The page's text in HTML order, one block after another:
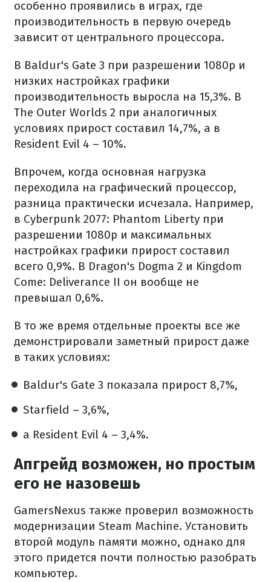
особенно проявились в играх, где
производительность в первую очередь
зависит от центрального процессора.
В Baldur's Gate 3 при разрешении 1080p и
низких настройках графики
производительность выросла на 15,3%. В
The Outer Worlds 2 при аналогичных
условиях прирост составил 14,7%, а в
Resident Evil 4 – 10%.
Впрочем, когда основная нагрузка
переходила на графический процессор,
разница практически исчезала. Например,
в Cyberpunk 2077: Phantom Liberty при
разрешении 1080p и максимальных
настройках графики прирост составил
всего 0,9%. В Dragon's Dogma 2 и Kingdom
Come: Deliverance II он вообще не
превышал 0,6%.
В то же время отдельные проекты все же
демонстрировали заметный прирост даже
в таких условиях:
Baldur's Gate 3 показала прирост 8,7%,
Starfield – 3,6%,
а Resident Evil 4 – 3,4%.
Апгрейд возможен, но простым
его не назовешь
GamersNexus также проверил возможность
модернизации Steam Machine. Установить
второй модуль памяти можно, однако для
этого придется почти полностью разобрать
компьютер.